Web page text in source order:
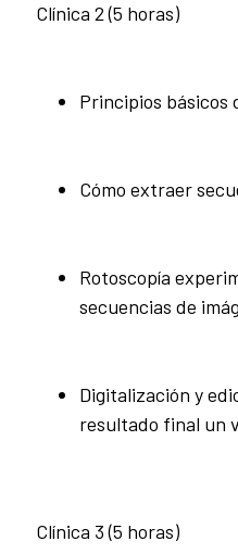
Clínica 2 (5 horas)
Principios básicos
Cómo extraer
Rotoscopía
secuencias de
Digitalización y
resultado final un
Clínica 3 (5 horas)